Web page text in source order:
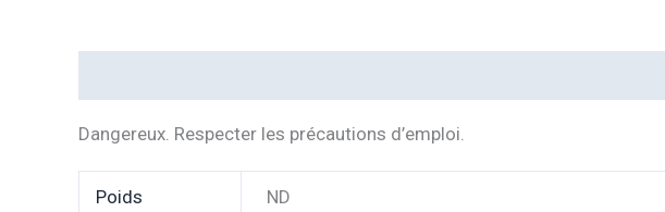
Dangereux. Respecter les précautions d’emploi.
Poids ND